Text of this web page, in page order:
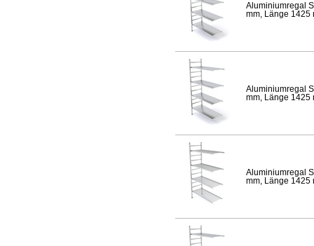
Aluminiumregal
mm, Länge 1425
Aluminiumregal
mm, Länge 1425
Aluminiumregal
mm, Länge 1425